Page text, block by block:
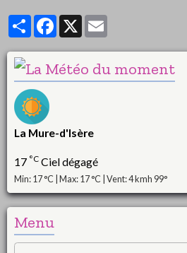
PartagerFacebook
X
La Mure-d'Isère
17 °C Ciel dégagé
Min: 17 °C | Max: 17 °C | Vent: 4 kmh 99°
Menu